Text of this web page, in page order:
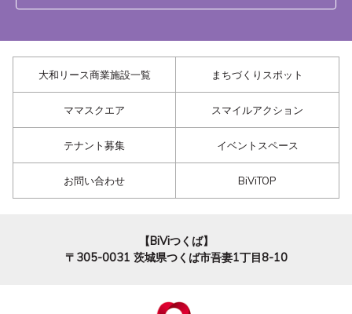
大和リース商業施設一覧 まちづくりスポット
ママスクエア スマイルアクション
テナント募集 イベントスペース
お問い合わせ BiViTOP
【BiViつくば】
〒305-0031 茨城県つくば市吾妻1丁目8-10